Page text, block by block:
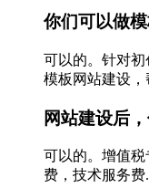
你们可以做
可以的。针对
模板网站建设
网站建设后
可以的。增值
费，技术服务费